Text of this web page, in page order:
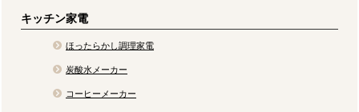
キッチン家電
ほったらかし調理家電
炭酸水メーカー
コーヒーメーカー